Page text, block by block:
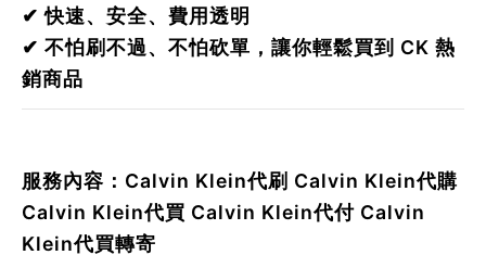
✔ 快速、安全、費用透明
✔ 不怕刷不過、不怕砍單，讓你輕鬆買到 CK 熱
銷商品
服務內容： Calvin Klein代刷 Calvin Klein代購
Calvin Klein代買 Calvin Klein代付 Calvin
Klein代買轉寄